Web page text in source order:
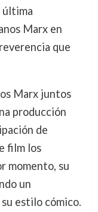
última
Marx en
que
Marx juntos
producción
de
film los
momento, su
un
estilo cómico.